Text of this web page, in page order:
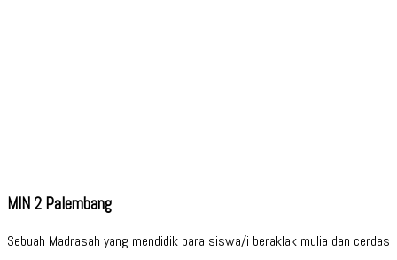
MIN 2 Palembang
Sebuah Madrasah yang mendidik para siswa/i beraklak mulia dan cerdas